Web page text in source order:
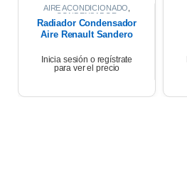
AIRE ACONDICIONADO
CONDENSADOR
Radiador Condensador
Aire Renault Sandero
Inicia sesión o regístrate
para ver el precio